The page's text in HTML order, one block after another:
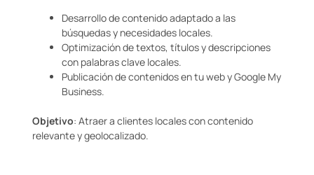
Desarrollo de contenido adaptado a las
búsquedas y necesidades locales.
Optimización de textos, títulos y descripciones
con palabras clave locales.
Publicación de contenidos en tu web y Google My
Business.
Objetivo: Atraer a clientes locales con contenido
relevante y geolocalizado.